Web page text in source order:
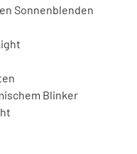
Sonnenblenden
Blinker